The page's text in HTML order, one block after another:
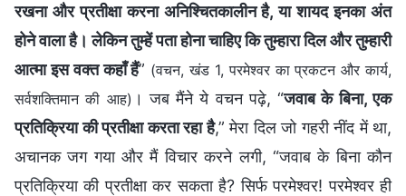
रखना और प्रतीक्षा करना अनिश्चितकालीन है, या शायद इनका अंत
होने वाला है। लेकिन तुम्हें पता होना चाहिए कि तुम्हारा दिल और तुम्हारी
आत्मा इस वक्त कहाँ हैं” (वचन, खंड 1, परमेश्वर का प्रकटन और कार्य,
सर्वशक्तिमान की आह) । जब मैंने ये वचन पढ़े, “जवाब के बिना, एक
प्रतिक्रिया की प्रतीक्षा करता रहा है,” मेरा दिल जो गहरी नींद में था,
अचानक जग गया और मैं विचार करने लगी, “जवाब के बिना कौन
प्रतिक्रिया की प्रतीक्षा कर सकता है? सिर्फ परमेश्वर! परमेश्वर ही